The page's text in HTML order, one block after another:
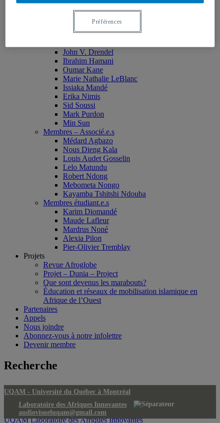
Jean-Jacques Bogui
Bonnie Campbell
John V. Drendel
Ibrahim Hamani
Oumar Kane
Marie Nathalie LeBlanc
Issiaka Mandé
Erika Nimis
Sid Soussi
Mark Purdon
Min Sun
Membres – Associé.e.s
Médard Agbazo
Nous Dieng Kala
Louis Audet Gosselin
Lelo Matundu
Robert Ndong
Mebometa Nongo
Kayamba Tshitshi Ndouba
Membres étudiant.e.s
Karim Diomandé
Maude Lafleur
Mardrus Noné
Alexia Pilon
Pier-Olivier Tremblay
Projets
Revue Afroglobe
Projet – Dunia – Project
Que sont devenus les marabouts?
Éducation et réseaux de mobilisation islamique en
Afrique de l’Ouest
Partenaires
Appels
Nous joindre
Abonnez-vous à notre infolettre
Devenir membre
Recherche
UQAM - Université du Québec à Montréal
Laboratoire des Afriques Innovantes
audiovisueluqam@gmail.com
UQAM Laboratoire des Afriques Innovantes
Préférences